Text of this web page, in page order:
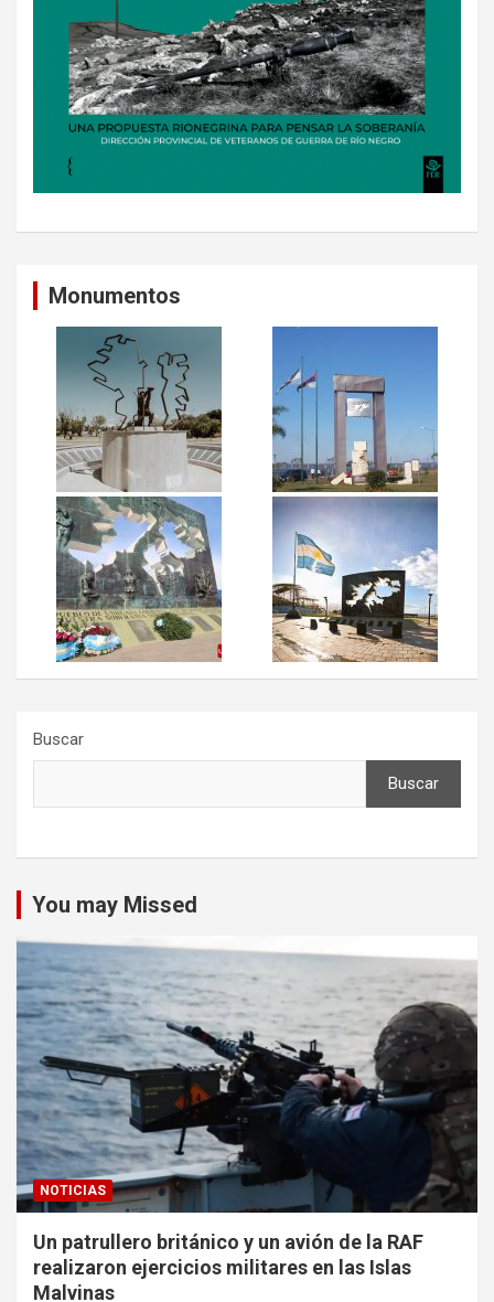
Monumentos
Buscar
Buscar
You may Missed
NOTICIAS
Un patrullero británico y un avión de la RAF
realizaron ejercicios militares en las Islas
Malvinas